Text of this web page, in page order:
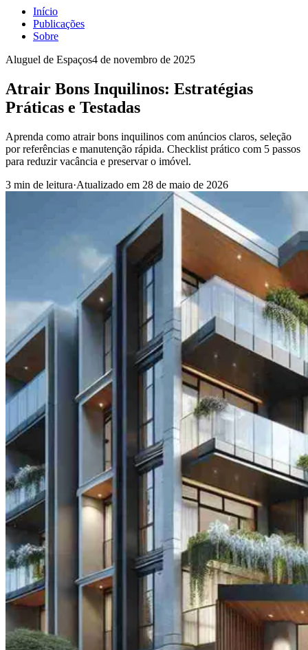
Início
Publicações
Sobre
Aluguel de Espaços4 de novembro de 2025
Atrair Bons Inquilinos: Estratégias
Práticas e Testadas
Aprenda como atrair bons inquilinos com anúncios claros, seleção
por referências e manutenção rápida. Checklist prático com 5 passos
para reduzir vacância e preservar o imóvel.
3 min de leitura·Atualizado em 28 de maio de 2026